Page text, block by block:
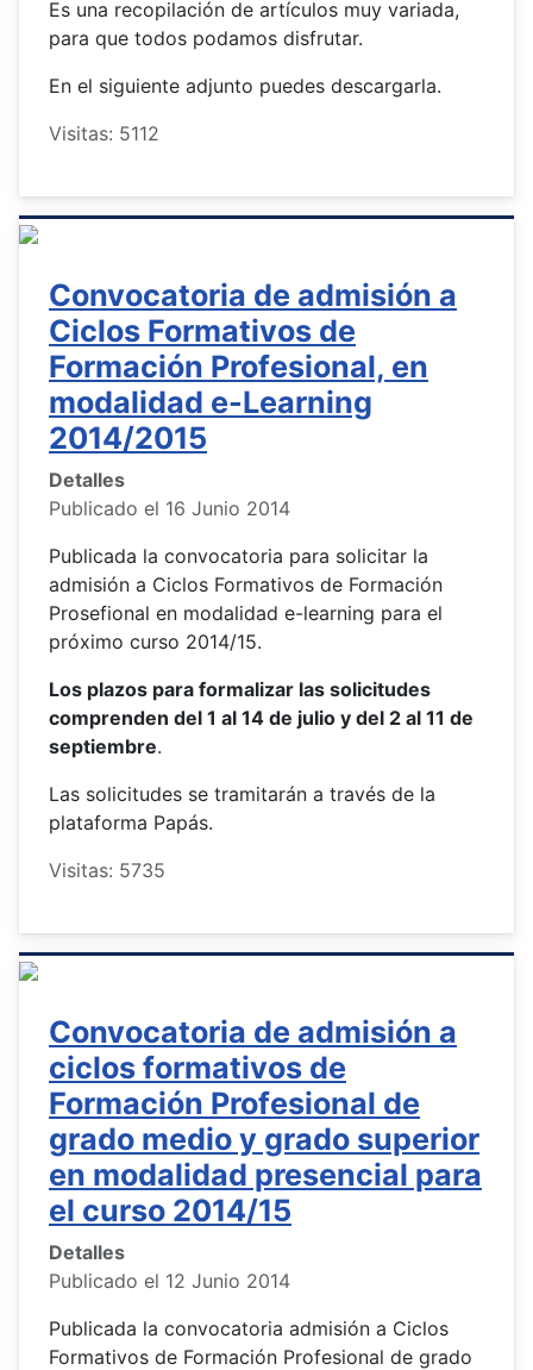
Es una recopilación de artículos muy variada,
para que todos podamos disfrutar.
En el siguiente adjunto puedes descargarla.
Visitas: 5112
Convocatoria de admisión a
Ciclos Formativos de
Formación Profesional, en
modalidad e-Learning
2014/2015
Detalles
Publicado el 16 Junio 2014
Publicada la convocatoria para solicitar la
admisión a Ciclos Formativos de Formación
Prosefional en modalidad e-learning para el
próximo curso 2014/15.
Los plazos para formalizar las solicitudes
comprenden del 1 al 14 de julio y del 2 al 11 de
septiembre.
Las solicitudes se tramitarán a través de la
plataforma Papás.
Visitas: 5735
Convocatoria de admisión a
ciclos formativos de
Formación Profesional de
grado medio y grado superior
en modalidad presencial para
el curso 2014/15
Detalles
Publicado el 12 Junio 2014
Publicada la convocatoria admisión a Ciclos
Formativos de Formación Profesional de grado